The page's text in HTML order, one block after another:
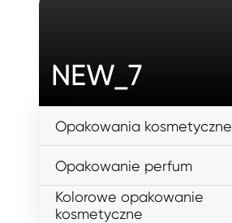
NEW_7
Opakowania kosmetyczne
Opakowanie perfum
Kolorowe opakowanie
kosmetyczne